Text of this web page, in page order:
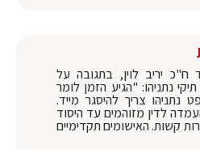
ח"כ יריב לוין, בתגובה על
נתניהו: "הגיע הזמן לומר
נתניהו צריך להיסגר מייד.
לדין מזוהמים עד היסוד
קשות. האישומים תקדימיים